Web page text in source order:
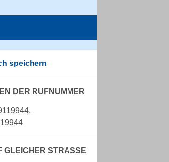
speichern
DER RUFNUMMER
STRASSE